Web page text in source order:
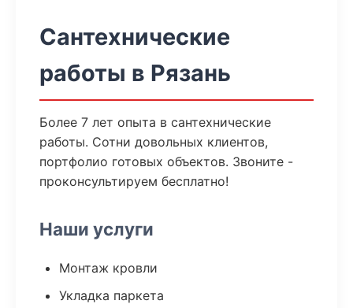
Сантехнические
работы в Рязань
Более 7 лет опыта в сантехнические
работы. Сотни довольных клиентов,
портфолио готовых объектов. Звоните -
проконсультируем бесплатно!
Наши услуги
Монтаж кровли
Укладка паркета